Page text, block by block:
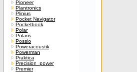
Pioneer
Plantronics
Plinius
Pocket Navigator
Pocketbook
Polar
Polaris
Possio
Poweracoustik
Powerman
Praktica
Precision_power
Premier